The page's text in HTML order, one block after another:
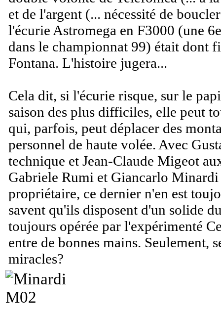
et de l'argent (... nécessité de
l'écurie Astromega en F3000 (une
dans le championnat 99) était dont
Fontana. L'histoire jugera...
Cela dit, si l'écurie risque, sur le
saison des plus difficiles, elle peut
qui, parfois, peut déplacer des
personnel de haute volée. Avec
technique et Jean-Claude Migeot
Gabriele Rumi et Giancarlo
propriétaire, ce dernier n'en est
savent qu'ils disposent d'un solide
toujours opérée par l'expérimenté
entre de bonnes mains. Seulement,
miracles?